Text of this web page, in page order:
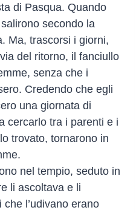
di Pasqua. Quando
secondo la
Ma, trascorsi i giorni,
del ritorno, il fanciullo
senza che i
Credendo che egli
una giornata di
cercarlo tra i parenti e i
trovato, tornarono in
nel tempio, seduto in
li ascoltava e li
l’udivano erano